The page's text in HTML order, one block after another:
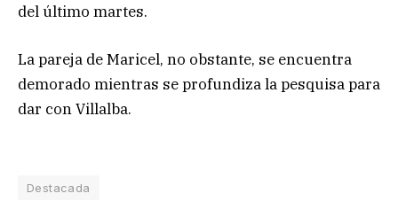
del último martes.
La pareja de Maricel, no obstante, se encuentra
demorado mientras se profundiza la pesquisa para
dar con Villalba.
Destacada